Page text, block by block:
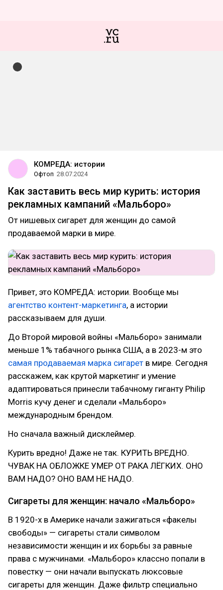
КОМРЕДА: истории
Офтоп 28.07.2024
Как заставить весь мир курить: история
рекламных кампаний «Мальборо»
От нишевых сигарет для женщин до самой
продаваемой марки в мире.
Привет, это КОМРЕДА: истории. Вообще мы
агентство контент-маркетинга, а истории
рассказываем для души.
До Второй мировой войны «Мальборо» занимали
меньше 1% табачного рынка США, а в 2023-м это
самая продаваемая марка сигарет в мире. Сегодня
расскажем, как крутой маркетинг и умение
адаптироваться принесли табачному гиганту Philip
Morris кучу денег и сделали «Мальборо»
международным брендом.
Но сначала важный дисклеймер.
Курить вредно! Даже не так. КУРИТЬ ВРЕДНО.
ЧУВАК НА ОБЛОЖКЕ УМЕР ОТ РАКА ЛЁГКИХ. ОНО
ВАМ НАДО? ОНО ВАМ НЕ НАДО.
Сигареты для женщин: начало «Мальборо»
В 1920-х в Америке начали зажигаться «факелы
свободы» — сигареты стали символом
независимости женщин и их борьбы за равные
права с мужчинами. «Мальборо» классно попали в
повестку — они начали выпускать люксовые
сигареты для женщин. Даже фильтр специально